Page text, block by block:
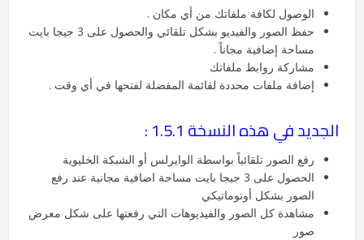
الوصول لكافة ملفاتك من أي مكان .
حفظ الصور والفيديو بشكل تلقائي والحصول على 3 جيجا بايت
مساحة إضافية مجاناً .
مشاركة روابط ملفاتك
إضافة ملفات محددة لقائمة المفضلة لفتحها في أي وقت .
الجديد في هذه النسخة 1.5.1 :
رفع الصور تلقائياً بواسطة الوايرلس أو الشبكة الخليوية
الحصول على 3 جيجا بايت مساحة اضافية مجانية عند رفع
الصور بشكل أوتوماتيكي
مشاهدة كل الصور والفيديوهات التي رفعتها على شكل معرض
صور